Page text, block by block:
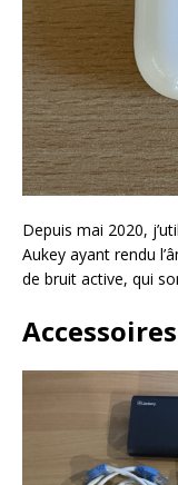
Depuis mai 2020,
Aukey ayant rendu
de bruit active, qui